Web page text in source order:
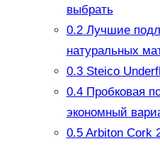
выбрать
0.2Лучшие
натуральных
0.3Steico
0.4Пробковая
экономный
0.5Arbiton Cork